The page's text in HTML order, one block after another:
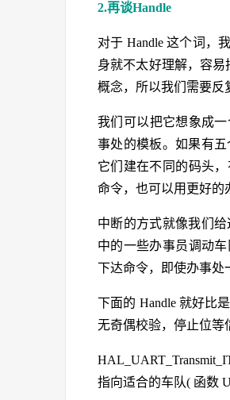
2.再谈Handle
对于 Handle 这个词，
身就不太好理解，容易
概念，所以我们需要反
我们可以把它想象成一
事处的模板。如果有
它们建在不同的码头
命令，也可以用更好的
中断的方式就像我们
中的一些办事员调动
下达命令，即使办事处
下面的 Handle 就好比
无奇偶校验，停止位等
指向适合的车队( 函数